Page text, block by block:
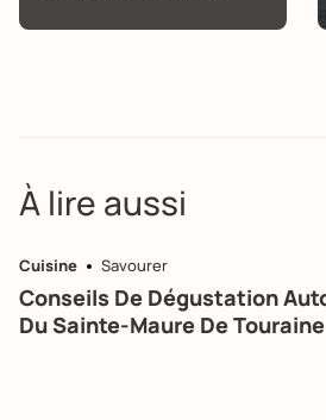
À lire aussi
Cuisine Savourer
Conseils De Dégustation
Du Sainte-Maure De Touraine